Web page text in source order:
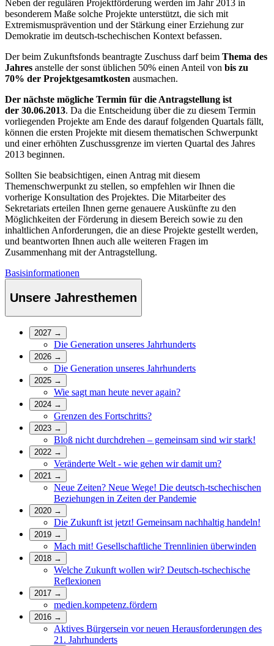
Neben der regulären Projektförderung werden im Jahr 2013 in
besonderem Maße solche Projekte unterstützt, die sich mit
Extremismusprävention und der Stärkung einer Erziehung zur
Demokratie im deutsch-tschechischen Kontext befassen.
Der beim Zukunftsfonds beantragte Zuschuss darf beim Thema des
Jahres anstelle der sonst üblichen 50% einen Anteil von bis zu
70% der Projektgesamtkosten ausmachen.
Der nächste mögliche Termin für die Antragstellung ist
der 30.06.2013. Da die Entscheidung über die zu diesem Termin
vorliegenden Projekte am Ende des darauf folgenden Quartals fällt,
können die ersten Projekte mit diesem thematischen Schwerpunkt
und einer erhöhten Zuschussgrenze im vierten Quartal des Jahres
2013 beginnen.
Sollten Sie beabsichtigen, einen Antrag mit diesem
Themenschwerpunkt zu stellen, so empfehlen wir Ihnen die
vorherige Konsultation des Projektes. Die Mitarbeiter des
Sekretariats erteilen Ihnen gerne genauere Auskünfte zu den
Möglichkeiten der Förderung in diesem Bereich sowie zu den
inhaltlichen Anforderungen, die an diese Projekte gestellt werden,
und beantworten Ihnen auch alle weiteren Fragen im
Zusammenhang mit der Antragstellung.
Basisinformationen
Unsere Jahresthemen
2027 →
Die Generation unseres Jahrhunderts
2026 →
Die Generation unseres Jahrhunderts
2025 →
Wie sagt man heute never again?
2024 →
Grenzen des Fortschritts?
2023 →
Bloß nicht durchdrehen – gemeinsam sind wir stark!
2022 →
Veränderte Welt - wie gehen wir damit um?
2021 →
Neue Zeiten? Neue Wege! Die deutsch-tschechischen
Beziehungen in Zeiten der Pandemie
2020 →
Die Zukunft ist jetzt! Gemeinsam nachhaltig handeln!
2019 →
Mach mit! Gesellschaftliche Trennlinien überwinden
2018 →
Welche Zukunft wollen wir? Deutsch-tschechische
Reflexionen
2017 →
medien.kompetenz.fördern
2016 →
Aktives Bürgersein vor neuen Herausforderungen des
21. Jahrhunderts